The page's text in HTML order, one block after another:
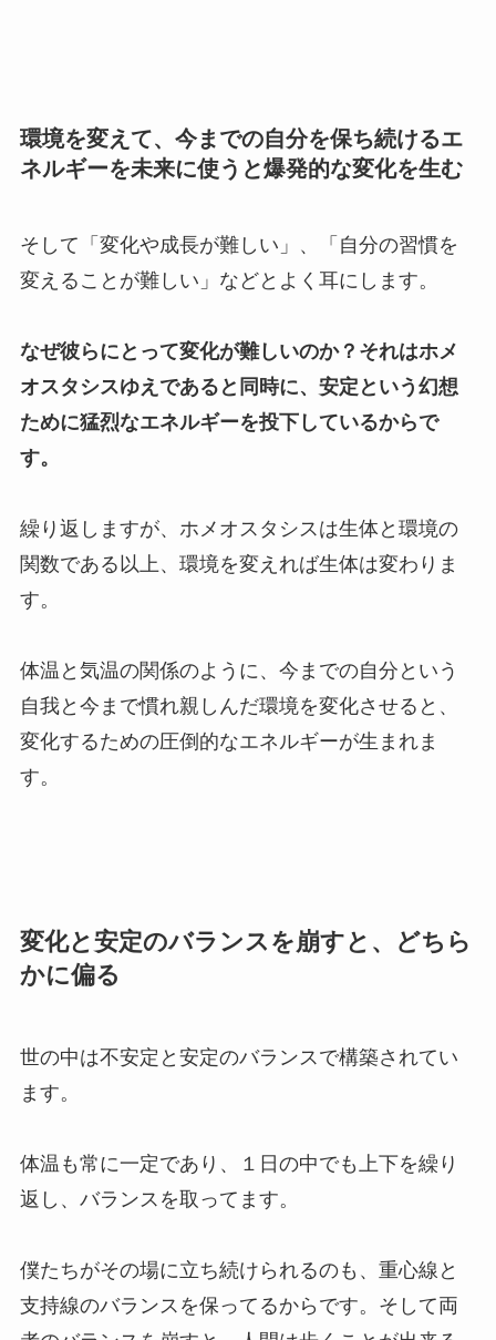
環境を変えて、今までの自分を保ち続けるエ
ネルギーを未来に使うと爆発的な変化を生む
そして「変化や成長が難しい」、「自分の習慣を
変えることが難しい」などとよく耳にします。
なぜ彼らにとって変化が難しいのか？それはホメ
オスタシスゆえであると同時に、安定という幻想
ために猛烈なエネルギーを投下しているからで
す。
繰り返しますが、ホメオスタシスは生体と環境の
関数である以上、環境を変えれば生体は変わりま
す。
体温と気温の関係のように、今までの自分という
自我と今まで慣れ親しんだ環境を変化させると、
変化するための圧倒的なエネルギーが生まれま
す。
変化と安定のバランスを崩すと、どちら
かに偏る
世の中は不安定と安定のバランスで構築されてい
ます。
体温も常に一定であり、１日の中でも上下を繰り
返し、バランスを取ってます。
僕たちがその場に立ち続けられるのも、重心線と
支持線のバランスを保ってるからです。そして両